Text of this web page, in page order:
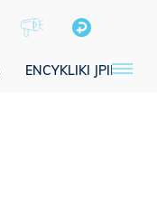
ENCYKLIKI JPII